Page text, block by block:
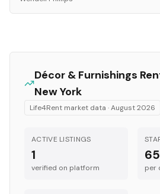
Décor & Furnishings
New York
Life4Rent market data ·August 2026
ACTIVE LISTINGS
1
verified on platform per